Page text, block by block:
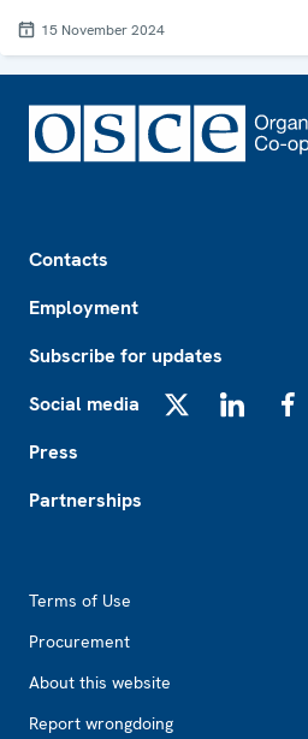
15 November 2024
Contacts
Employment
Subscribe for updates
Social media
Press
Partnerships
Terms of Use
Procurement
About this website
Report wrongdoing